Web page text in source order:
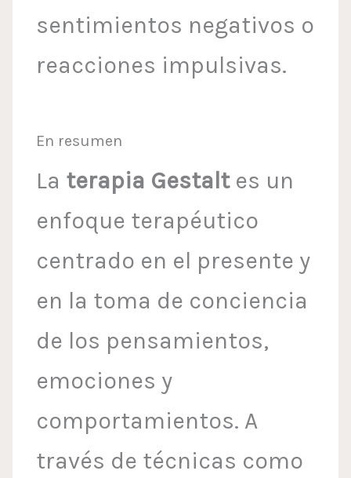
sentimientos negativos o
reacciones impulsivas.
En resumen
La terapia Gestaltes un
enfoque terapéutico
centrado en el presente y
en la toma de conciencia
de los pensamientos,
emociones y
comportamientos. A
través de técnicas como